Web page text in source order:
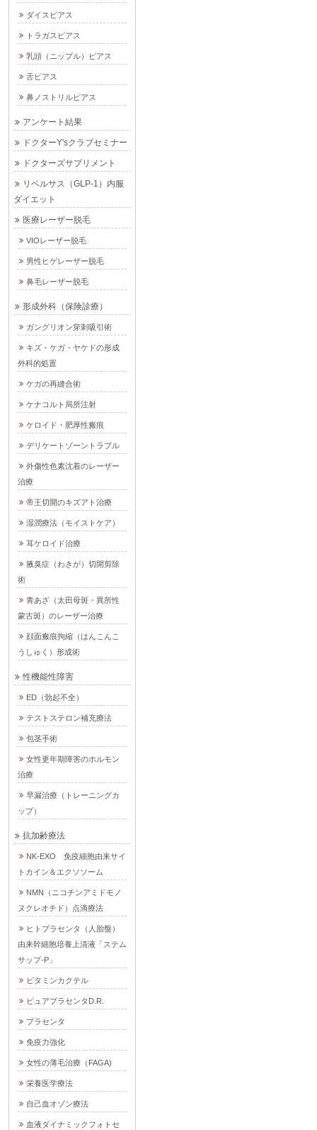
ダイスピアス
トラガスピアス
乳頭（ニップル）ピアス
舌ピアス
鼻ノストリルピアス
アンケート結果
ドクターY'sクラブセミナー
ドクターズサプリメント
リベルサス（GLP-1）内服
ダイエット
医療レーザー脱毛
VIOレーザー脱毛
男性ヒゲレーザー脱毛
鼻毛レーザー脱毛
形成外科（保険診療）
ガングリオン穿刺吸引術
キズ・ケガ・ヤケドの形成
外科的処置
ケガの再縫合術
ケナコルト局所注射
ケロイド・肥厚性瘢痕
デリケートゾーントラブル
外傷性色素沈着のレーザー
治療
帝王切開のキズアト治療
湿潤療法（モイストケア）
耳ケロイド治療
腋臭症（わきが）切開剪除
術
青あざ（太田母斑・異所性
蒙古斑）のレーザー治療
顔面瘢痕拘縮（はんこんこ
うしゅく）形成術
性機能性障害
ED（勃起不全）
テストステロン補充療法
包茎手術
女性更年期障害のホルモン
治療
早漏治療（トレーニングカ
ップ）
抗加齢療法
NK-EXO 免疫細胞由来サイ
トカイン＆エクソソーム
NMN（ニコチンアミドモノ
ヌクレオチド）点滴療法
ヒトプラセンタ（人胎盤）
由来幹細胞培養上清液「ステム
サップ-P」
ビタミンカクテル
ピュアプラセンタD.R.
プラセンタ
免疫力強化
女性の薄毛治療（FAGA)
栄養医学療法
自己血オゾン療法
血液ダイナミックフォトセ